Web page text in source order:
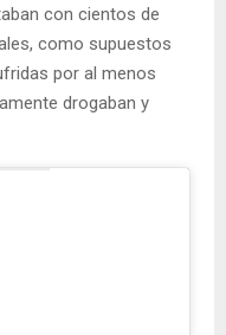
con cientos de
como supuestos
por al menos
drogaban y